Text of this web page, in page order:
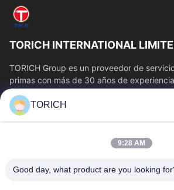
TORICH INTERNATIONAL
TORICH Group es un proveedor de
primas con más de 30 años de
comercio, almacenamiento y...
Enlaces Rápidos
Sobre
Visita A La Fábrica
Control
TORICH
9:28 AM
Good day, what product are you looking